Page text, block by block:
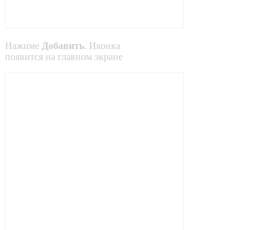
Нажиме Добавить. Иконка
появится на главном экране